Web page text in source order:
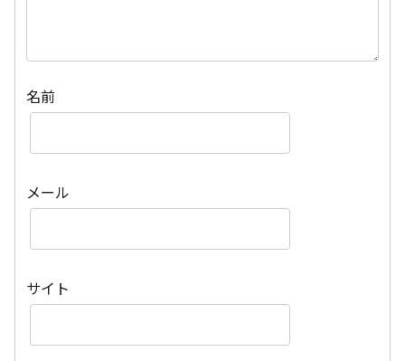
名前
メール
サイト